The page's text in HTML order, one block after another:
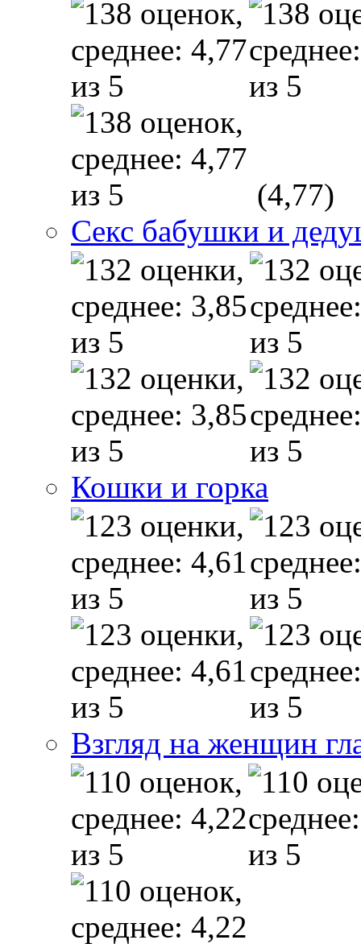
(4,77)
Секс бабушки и
Кошки и горка
Взгляд на женщин